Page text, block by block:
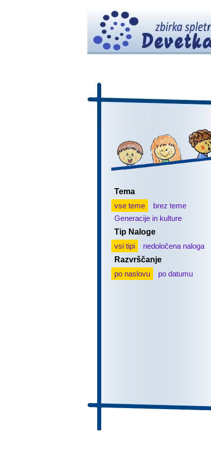
Tema
vse teme
brez teme
Generacije in kulture
Tip Naloge
vsi tipi
nedoločena naloga
Razvrščanje
po naslovu
po datumu